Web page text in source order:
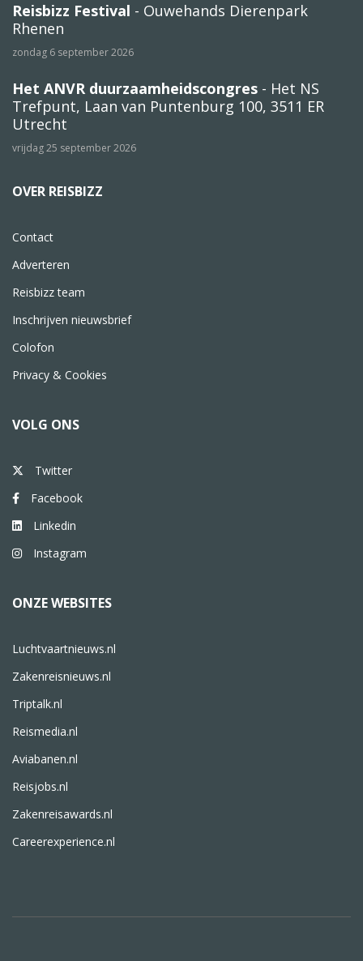
Reisbizz Festival - Ouwehands Dierenpark
Rhenen
zondag 6 september 2026
Het ANVR duurzaamheidscongres - Het NS
Trefpunt, Laan van Puntenburg 100, 3511 ER
Utrecht
vrijdag 25 september 2026
OVER REISBIZZ
Contact
Adverteren
Reisbizz team
Inschrijven nieuwsbrief
Colofon
Privacy & Cookies
VOLG ONS
Twitter
Facebook
Linkedin
Instagram
ONZE WEBSITES
Luchtvaartnieuws.nl
Zakenreisnieuws.nl
Triptalk.nl
Reismedia.nl
Aviabanen.nl
Reisjobs.nl
Zakenreisawards.nl
Careerexperience.nl